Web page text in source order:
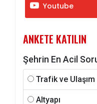
Youtube
ANKETE KATILIN
Şehrin En Acil
Trafik ve Ulaşım
Altyapı